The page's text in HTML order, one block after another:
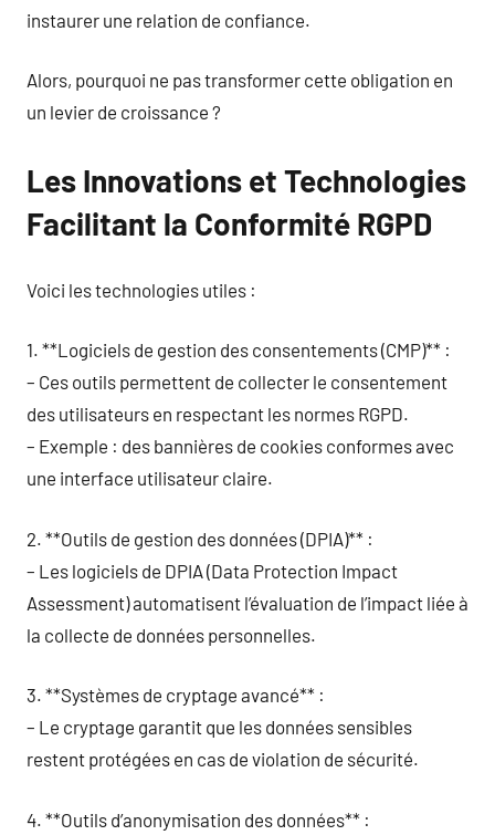
instaurer une relation de confiance.
Alors, pourquoi ne pas transformer cette obligation en
un levier de croissance ?
Les Innovations et Technologies
Facilitant la Conformité RGPD
Voici les technologies utiles :
1. **Logiciels de gestion des consentements (CMP)** :
– Ces outils permettent de collecter le consentement
des utilisateurs en respectant les normes RGPD.
– Exemple : des bannières de cookies conformes avec
une interface utilisateur claire.
2. **Outils de gestion des données (DPIA)** :
– Les logiciels de DPIA (Data Protection Impact
Assessment) automatisent l’évaluation de l’impact liée à
la collecte de données personnelles.
3. **Systèmes de cryptage avancé** :
– Le cryptage garantit que les données sensibles
restent protégées en cas de violation de sécurité.
4. **Outils d’anonymisation des données** :